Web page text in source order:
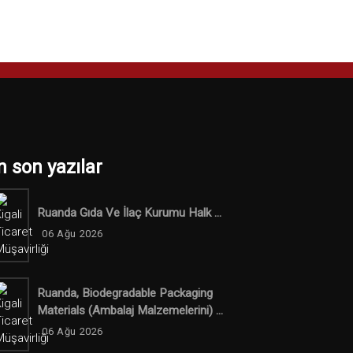
son yazılar
Ruanda Gıda Ve İlaç Kurumu Halk ...
06 Ağu 2026
Ruanda, Biodegradable Packaging
Materials (ambalaj Malzemelerini) ...
06 Ağu 2026